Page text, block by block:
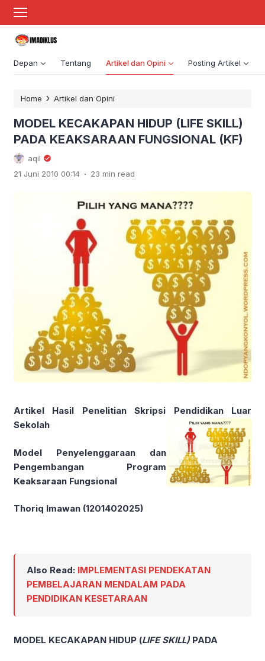
Depan Tentang Artikel dan Opini Posting Artikel
Home › Artikel dan Opini
MODEL KECAKAPAN HIDUP (LIFE SKILL)
PADA KEAKSARAAN FUNGSIONAL (KF)
aqil
21 Juni 2010 00:14 . 23 min read
Artikel Hasil Penelitian Skripsi Pendidikan Luar
Sekolah
Model Penyelenggaraan dan
Pengembangan Program
Keaksaraan Fungsional
Thoriq Imawan (1201402025)
Also Read: IMPLEMENTASI PENDEKATAN
PEMBELAJARAN MENDALAM PADA
PENDIDIKAN KESETARAAN
MODEL KECAKAPAN HIDUP (LIFE SKILL) PADA